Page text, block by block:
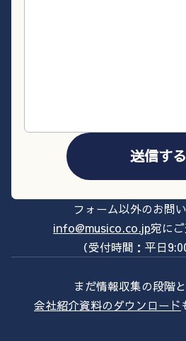
送信する
フォーム以外のお問い
info@musico.co.jp宛にご
（受付時間：平日
まだ情報収集の段階と
会社紹介資料のダウンロード